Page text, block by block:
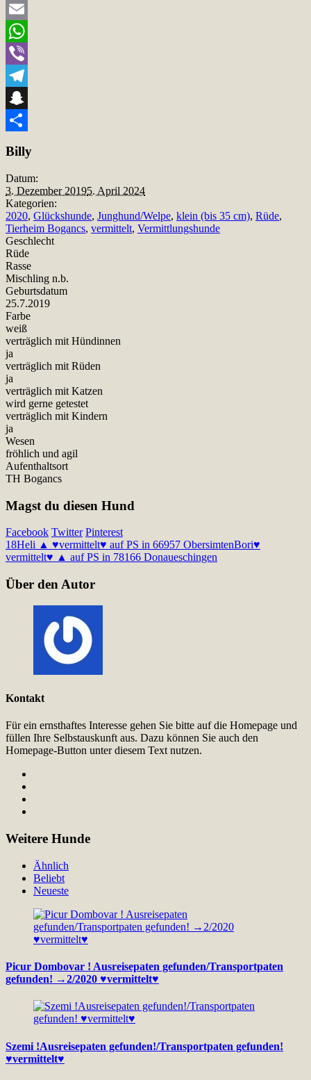
Twitter
Email
WhatsApp
Viber
Telegram
Snapchat
Billy
Datum:
3. Dezember 20195. April 2024
Kategorien:
2020, Glückshunde, Junghund/Welpe, klein (bis 35 cm), Rüde,
Tierheim Bogancs, vermittelt, Vermittlungshunde
Geschlecht
Rüde
Rasse
Mischling n.b.
Geburtsdatum
25.7.2019
Farbe
weiß
verträglich mit Hündinnen
ja
verträglich mit Rüden
ja
verträglich mit Katzen
wird gerne getestet
verträglich mit Kindern
ja
Wesen
fröhlich und agil
Aufenthaltsort
TH Bogancs
Magst du diesen Hund
Facebook Twitter Pinterest
18Heli ▲ ♥vermittelt♥ auf PS in 66957 ObersimtenBori♥
vermittelt♥ ▲ auf PS in 78166 Donaueschingen
Über den Autor
Kontakt
Für ein ernsthaftes Interesse gehen Sie bitte auf die Homepage und
füllen Ihre Selbstauskunft aus. Dazu können Sie auch den
Homepage-Button unter diesem Text nutzen.
Weitere Hunde
Ähnlich
Beliebt
Neueste
Picur Dombovar ! Ausreisepaten gefunden/Transportpaten
gefunden! →2/2020 ♥vermittelt♥
Szemi !Ausreisepaten gefunden!/Transportpaten gefunden!
♥vermittelt♥